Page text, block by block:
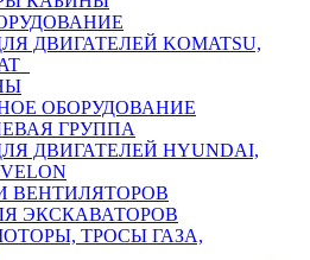
ДВИГАТЕЛЕЙ KOMATSU,
ОБОРУДОВАНИЕ
ГРУППА
ДВИГАТЕЛЕЙ HYUNDAI,
ВЕНТИЛЯТОРОВ
ЭКСКАВАТОРОВ
ТРОСЫ ГАЗА,